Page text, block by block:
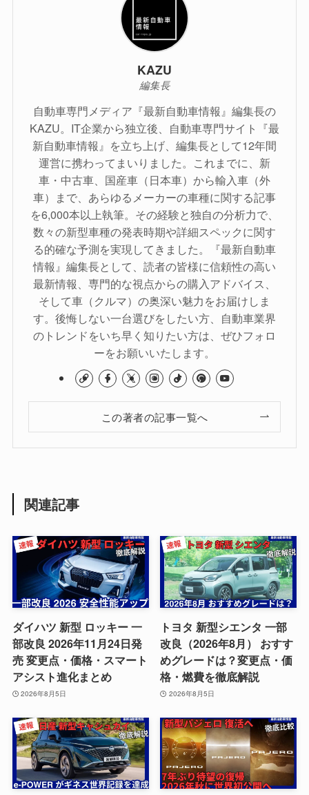
KAZU
編集長
自動車専門メディア『最新自動車情報』編集長の
KAZU。IT企業から独立後、自動車専門サイト『最
新自動車情報』を立ち上げ、編集長として12年間
運営に携わってまいりました。これまでに、新
車・中古車、国産車（日本車）から輸入車（外
車）まで、あらゆるメーカーの車種に関する記事
を6,000本以上執筆。その経験と独自の分析力で、
数々の新型車種の発表時期や詳細スペックに関す
る的確な予測を実現してきました。『最新自動車
情報』編集長として、読者の皆様に信頼性の高い
最新情報、専門的な視点からの購入アドバイス、
そして車（クルマ）の奥深い魅力をお届けしま
す。後悔しない一台選びをしたい方、自動車業界
のトレンドをいち早く知りたい方は、ぜひフォロ
ーをお願いいたします。
この著者の記事一覧へ
関連記事
ダイハツ 新型 ロッキー 一
部改良 2026年11月24日発
売 変更点・価格・スマート
アシスト進化まとめ
2026年8月5日
トヨタ 新型シエンタ 一部
改良（2026年8月） おすす
めグレードは？変更点・価
格・燃費を徹底解説
2026年8月5日